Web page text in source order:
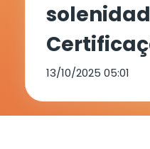
“Seja
13/10/2025 05:01